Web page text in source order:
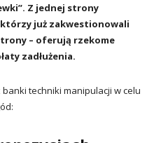
Z jednej strony
już zakwestionowali
– oferują rzekome
zadłużenia.
techniki manipulacji w celu